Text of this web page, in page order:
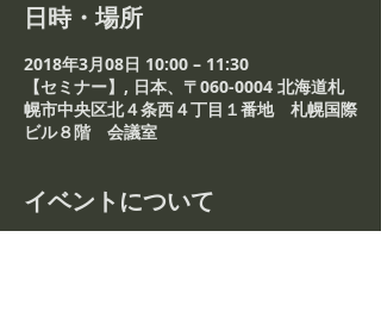
日時・場所
2018年3月08日 10:00 – 11:30
【セミナー】, 日本、〒060-0004 北海道札
幌市中央区北４条西４丁目１番地 札幌国際
ビル８階 会議室
イベントについて